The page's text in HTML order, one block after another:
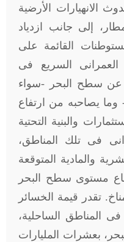
الانهيارات الأرضية
إلى جانب ازدياد
القائمة على
السريع فى
عن سطح البحر -سواء
وما يصاحبه من ارتفاع
والبنية التحتية
فى تلك المناطق،
والمادية المتوقعة
مستوى سطح البحر
تقدر قيمة الخسائر
فى المناطق الساحلية،
بعشرات المليارات